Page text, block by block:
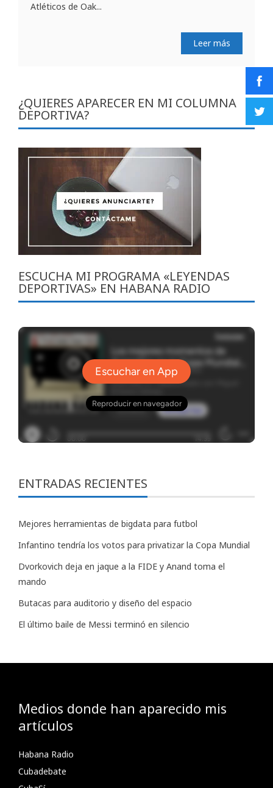
Atléticos de Oak...
Leer más
¿QUIERES APARECER EN MI COLUMNA
DEPORTIVA?
ESCUCHA MI PROGRAMA «LEYENDAS
DEPORTIVAS» EN HABANA RADIO
ENTRADAS RECIENTES
Mejores herramientas de bigdata para futbol
Infantino tendría los votos para privatizar la Copa Mundial
Dvorkovich deja en jaque a la FIDE y Anand toma el
mando
Butacas para auditorio y diseño del espacio
El último baile de Messi terminó en silencio
Medios donde han aparecido mis
artículos
Habana Radio
Cubadebate